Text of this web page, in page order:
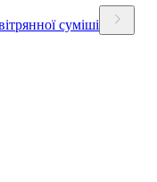
суміші